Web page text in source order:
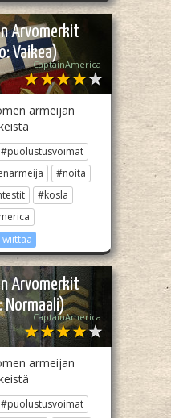
Arvomerkit
Vaikea)
CaptainAmerica
armeijan
#puolustusvoimat
#noita
#kosla
Arvomerkit
Normaali)
CaptainAmerica
armeijan
#puolustusvoimat